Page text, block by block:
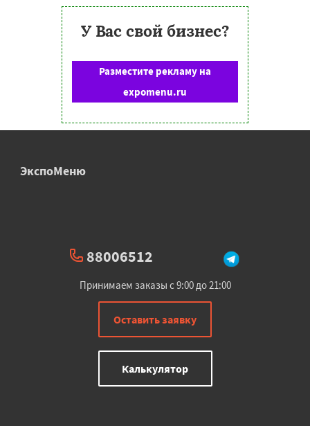
У Вас свой бизнес?
Разместите рекламу на
expomenu.ru
ЭкспоМеню
88006512
Принимаем заказы с 9:00 до 21:00
Оставить заявку
Калькулятор